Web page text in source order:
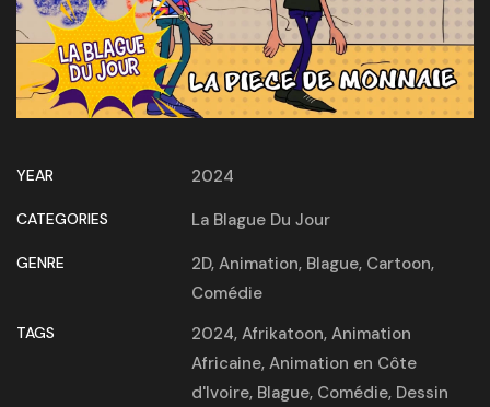
YEAR 2024
CATEGORIES La Blague Du Jour
GENRE 2D, Animation, Blague, Cartoon,
Comédie
TAGS 2024, Afrikatoon, Animation
Africaine, Animation en Côte
d'Ivoire, Blague, Comédie, Dessin